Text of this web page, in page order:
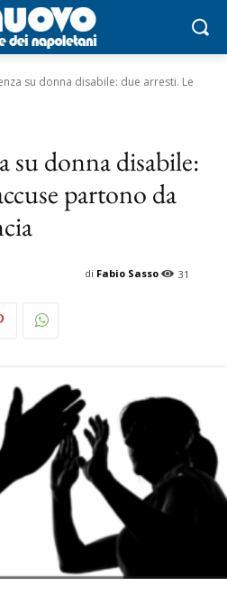
su donna disabile: due arresti. Le
su donna disabile:
partono da
31
di Fabio Sasso